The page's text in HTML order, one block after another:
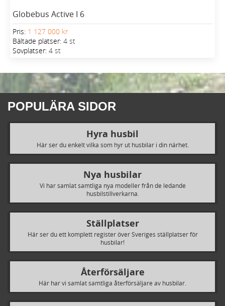
Globebus Active I 6
Pris: 1 127 000 kr
Bältade platser: 4 st
Sovplatser: 4 st
POPULÄRA SIDOR
Hyra husbil
Här ser du enkelt vilka som hyr ut husbilar i din närhet.
Nya husbilar
Vi har samlat samtliga nya modeller från de ledande
husbilstillverkarna.
Ställplatser
Här ser du ett komplett register över Sveriges ställplatser för
husbilar!
Återförsäljare
Här har vi samlat samtliga återförsäljare av husbilar.